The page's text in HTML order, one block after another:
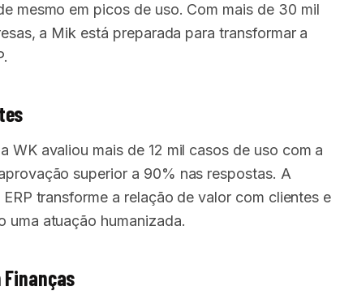
mesmo em picos de uso. Com mais de 30 mil
a Mik está preparada para transformar a
WK avaliou mais de 12 mil casos de uso com a
superior a 90% nas respostas. A
transforme a relação de valor com clientes e
uma atuação humanizada.